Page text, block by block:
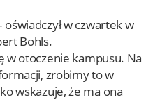
oświadczył w czwartek w
Bohls.
w otoczenie kampusu. Na
zrobimy to w
wskazuje, że ma ona